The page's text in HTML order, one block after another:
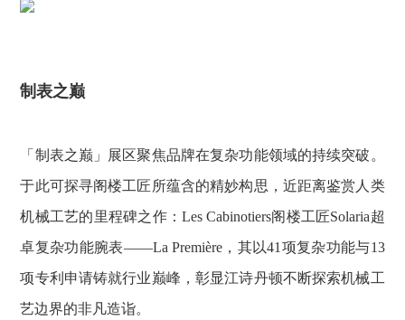
制表之巅
「制表之巅」展区聚焦品牌在复杂功能领域的持续突破。
于此可探寻阁楼工匠所蕴含的精妙构思，近距离鉴赏人类
机械工艺的里程碑之作：Les Cabinotiers阁楼工匠Solaria超
卓复杂功能腕表——La Première，其以41项复杂功能与13
项专利申请铸就行业巅峰，彰显江诗丹顿不断探索机械工
艺边界的非凡造诣。